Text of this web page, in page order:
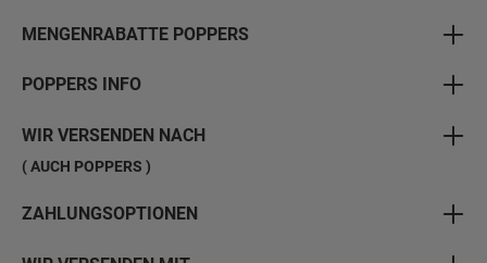
MENGENRABATTE POPPERS
POPPERS INFO
WIR VERSENDEN NACH
( AUCH POPPERS )
ZAHLUNGSOPTIONEN